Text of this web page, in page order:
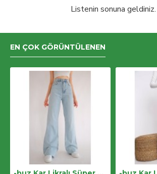
Listenin sonuna geldiniz.
EN ÇOK GÖRÜNTÜLENEN